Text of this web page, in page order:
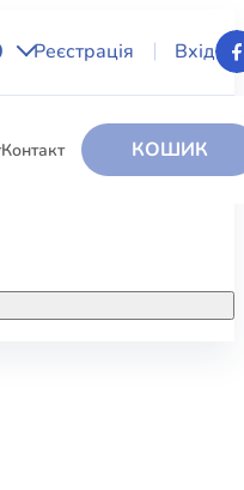
Реєстрація Вхід
Контакт КОШИК